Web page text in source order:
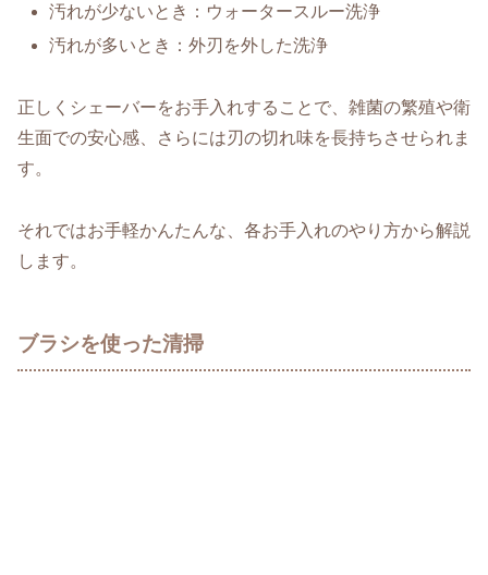
汚れが少ないとき：ウォータースルー洗浄
汚れが多いとき：外刃を外した洗浄
正しくシェーバーをお手入れすることで、雑菌の繁殖や衛
生面での安心感、さらには刃の切れ味を長持ちさせられま
す。
それではお手軽かんたんな、各お手入れのやり方から解説
します。
ブラシを使った清掃